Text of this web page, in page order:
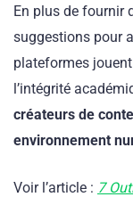
En plus de fournir
suggestions pour
plateformes
l’intégrité
créateurs de
environnement
Voir l’article : 7